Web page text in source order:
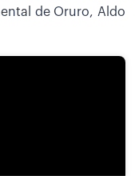
de Oruro, Aldo